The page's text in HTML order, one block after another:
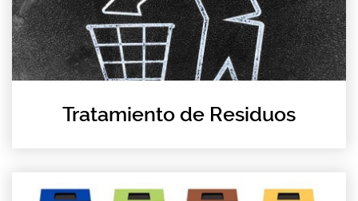
Tratamiento de Residuos